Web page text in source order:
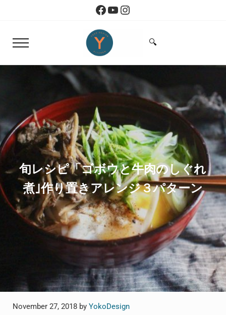
Skip to header right navigationFacebook
YouTube
Instagram
Menu
Yoko Design Kitchen
Search...
🔍
旬レシピ「ゴボウと牛肉のしぐれ
煮｣作り置きアレンジ３パターン
November 27, 2018 by YokoDesign